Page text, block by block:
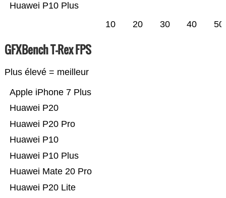
Huawei P10 Plus
10 20 30 40 50
GFXBench T-Rex FPS
Plus élevé = meilleur
Huawei P20 Lite
Huawei Mate 20 Pro
Huawei P10 Plus
Huawei P10
Huawei P20 Pro
Huawei P20
Apple iPhone 7 Plus